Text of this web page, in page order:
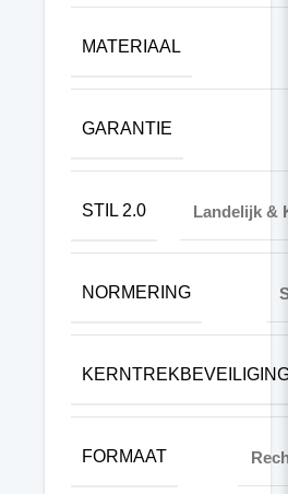
MATERIAAL
GARANTIE
STIL 2.0 Landelijk &
NORMERING
FORMAAT